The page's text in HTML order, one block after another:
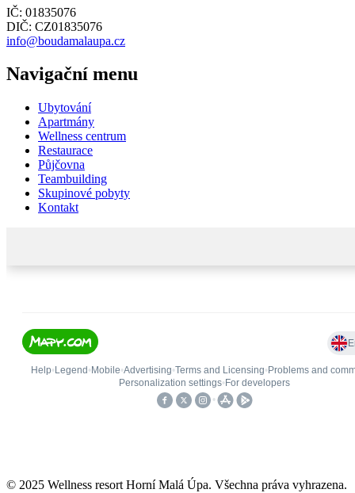
IČ: 01835076
DIČ: CZ01835076
info@boudamalaupa.cz
Navigační menu
Ubytování
Apartmány
Wellness centrum
Restaurace
Půjčovna
Teambuilding
Skupinové pobyty
Kontakt
© 2025 Wellness resort Horní Malá Úpa. Všechna práva vyhrazena.